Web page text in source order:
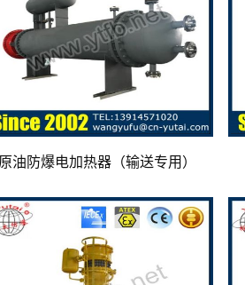
油防爆电加热器（输送专用）